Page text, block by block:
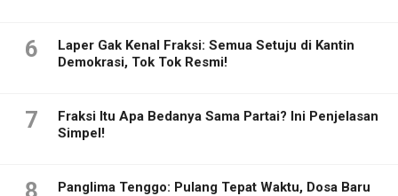
6
Laper Gak Kenal Fraksi: Semua Setuju di Kantin
Demokrasi, Tok Tok Resmi!
7
Fraksi Itu Apa Bedanya Sama Partai? Ini Penjelasan
Simpel!
8
Panglima Tenggo: Pulang Tepat Waktu, Dosa Baru